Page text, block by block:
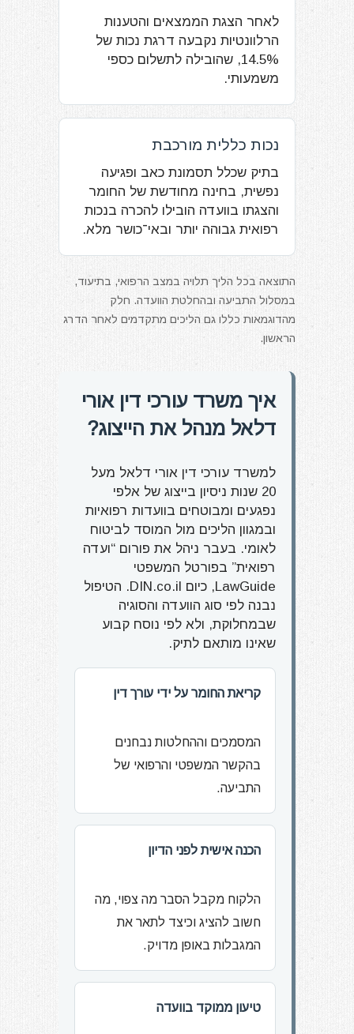
לאחר הצגת הממצאים והטענות
הרלוונטיות נקבעה דרגת נכות של
14.5%, שהובילה לתשלום כספי
משמעותי.
נכות כללית מורכבת
בתיק שכלל תסמונת כאב ופגיעה
נפשית, בחינה מחודשת של החומר
והצגתו בוועדה הובילו להכרה בנכות
רפואית גבוהה יותר ובאי־כושר מלא.
התוצאה בכל הליך תלויה במצב הרפואי, בתיעוד,
במסלול התביעה ובהחלטת הוועדה. חלק
מהדוגמאות כללו גם הליכים מתקדמים לאחר הדרג
הראשון.
איך משרד עורכי דין אורי
דלאל מנהל את הייצוג?
למשרד עורכי דין אורי דלאל מעל
20 שנות ניסיון בייצוג של אלפי
נפגעים ומבוטחים בוועדות רפואיות
ובמגוון הליכים מול המוסד לביטוח
לאומי. בעבר ניהל את פורום “ועדה
רפואית” בפורטל המשפטי
LawGuide, כיום DIN.co.il. הטיפול
נבנה לפי סוג הוועדה והסוגיה
שבמחלוקת, ולא לפי נוסח קבוע
שאינו מותאם לתיק.
קריאת החומר על ידי עורך דין
המסמכים וההחלטות נבחנים
בהקשר המשפטי והרפואי של
התביעה.
הכנה אישית לפני הדיון
הלקוח מקבל הסבר מה צפוי, מה
חשוב להציג וכיצד לתאר את
המגבלות באופן מדויק.
טיעון ממוקד בוועדה